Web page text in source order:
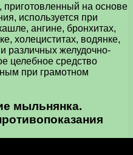
на основе
используется при
ангине, бронхитах,
холециститах, водянке,
различных желудочно-
целебное средство
при грамотном
мыльнянка.